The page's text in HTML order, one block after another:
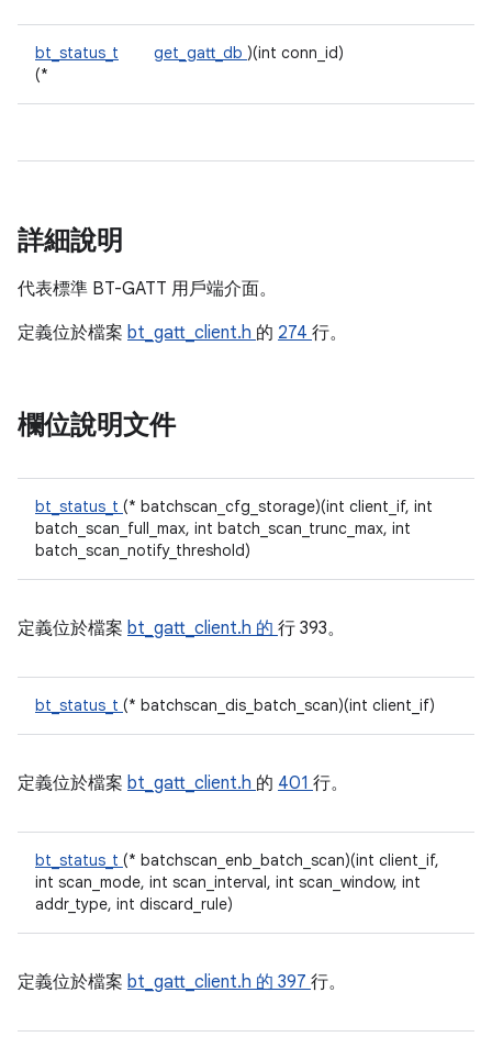
bt_status_t
(*
get_gatt_db )(int conn_id)
詳細說明
代表標準 BT-GATT 用戶端介面。
定義位於檔案 bt_gatt_client.h 的 274 行。
欄位說明文件
bt_status_t (* batchscan_cfg_storage)(int client_if, int
batch_scan_full_max, int batch_scan_trunc_max, int
batch_scan_notify_threshold)
定義位於檔案 bt_gatt_client.h 的 行 393。
bt_status_t (* batchscan_dis_batch_scan)(int client_if)
定義位於檔案 bt_gatt_client.h 的 401 行。
bt_status_t (* batchscan_enb_batch_scan)(int client_if,
int scan_mode, int scan_interval, int scan_window, int
addr_type, int discard_rule)
定義位於檔案 bt_gatt_client.h 的 397 行。